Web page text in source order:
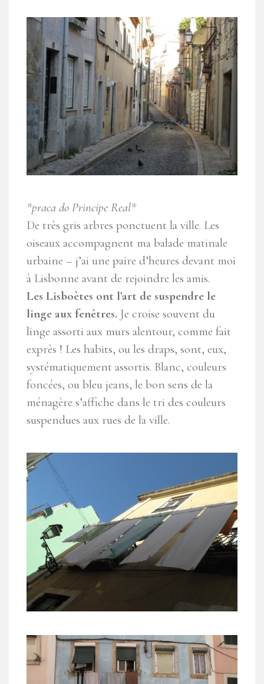
*praca do Principe Real*
De très gris arbres ponctuent la ville. Les
oiseaux accompagnent ma balade matinale
urbaine – j’ai une paire d’heures devant moi
à Lisbonne avant de rejoindre les amis.
Les Lisboètes ont l’art de suspendre le
linge aux fenêtres. Je croise souvent du
linge assorti aux murs alentour, comme fait
exprès ! Les habits, ou les draps, sont, eux,
systématiquement assortis. Blanc, couleurs
foncées, ou bleu jeans, le bon sens de la
ménagère s’affiche dans le tri des couleurs
suspendues aux rues de la ville.